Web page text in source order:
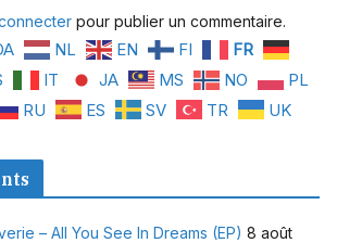
pour publier un commentaire.
NL EN FI
FR
IT JA MS NO
PL
RU ES SV TR UK
– All You See In Dreams (EP) 8 août